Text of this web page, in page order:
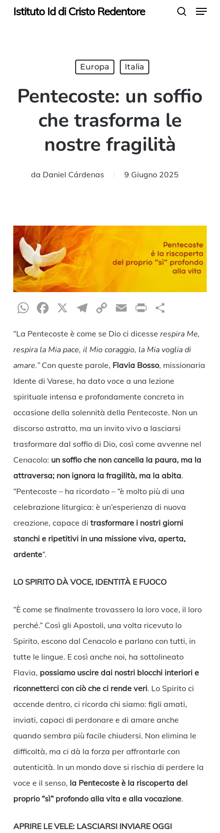
SkipIstituto Id di Cristo Redentore Menu
Europa Italia
Pentecoste: un soffio
che trasforma le
nostre fragilità
da Daniel Cárdenas 9 Giugno 2025
WhatsApp
Facebook
X Telegram
CopyEmailPrint
“La Pentecoste è come se Dio ci dicesse respira Me,
respira la Mia pace, il Mio coraggio, la Mia voglia di
amare.” Con queste parole, Flavia Bosso, missionaria
Idente di Varese, ha dato voce a una lezione
spirituale intensa e profondamente concreta in
occasione della solennità della Pentecoste. Non un
discorso astratto, ma un invito vivo a lasciarsi
trasformare dal soffio di Dio, così come avvenne nel
Cenacolo: un soffio che non cancella la paura, ma la
attraversa; non ignora la fragilità, ma la abita.
“Pentecoste – ha ricordato – “è molto più di una
celebrazione liturgica: è un’esperienza di nuova
creazione, capace di trasformare i nostri giorni
stanchi e ripetitivi in una missione viva, aperta,
ardente”.
LO SPIRITO DÀ VOCE, IDENTITÀ E FUOCO
“È come se finalmente trovassero la loro voce, il loro
perché.” Così gli Apostoli, una volta ricevuto lo
Spirito, escono dal Cenacolo e parlano con tutti, in
tutte le lingue. E così anche noi, ha sottolineato
Flavia, possiamo uscire dai nostri blocchi interiori e
riconnetterci con ciò che ci rende veri. Lo Spirito ci
accende dentro, ci ricorda chi siamo: figli amati,
inviati, capaci di perdonare e di amare anche
quando sembra più facile chiudersi. Non elimina le
difficoltà, ma ci dà la forza per affrontarle con
autenticità. In un mondo dove si rischia di perdere la
voce e il senso, la Pentecoste è la riscoperta del
proprio “sì” profondo alla vita e alla vocazione.
APRIRE LE VELE: LASCIARSI INVIARE OGGI